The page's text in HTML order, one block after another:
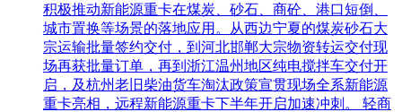
积极推动新能源重卡在煤炭、砂石、商砼、港口短倒、
城市置换等场景的落地应用。从西边宁夏的煤炭砂石大
宗运输批量签约交付，到河北邯郸大宗物资转运交付现
场再获批量订单，再到浙江温州地区纯电搅拌车交付开
启，及杭州老旧柴油货车淘汰政策宣贯现场全系新能源
重卡亮相，远程新能源重卡下半年开启加速冲刺。 轻商